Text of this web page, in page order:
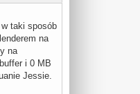
w taki sposób
na
na
i 0 MB
Jessie.